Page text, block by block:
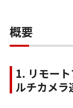
概要
1. リモー
ルチカメラ